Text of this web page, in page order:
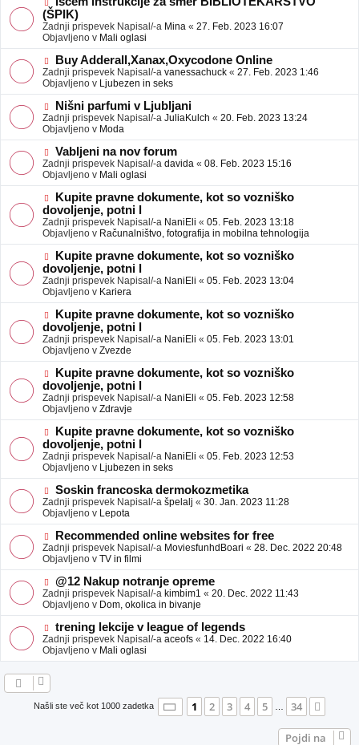
e
b
j
a
v
e
o
v
e
o
b
j
a
v
e
(ŠPIK)
Zadnji prispevek Napisal/-a Mina « 27. Feb. 2023 16:07
Objavljeno v Mali oglasi
N
o
v
e
o
b
j
a
v
e
Buy Adderall,Xanax,Oxycodone Online
Zadnji prispevek Napisal/-a vanessachuck « 27. Feb. 2023 1:46
Objavljeno v Ljubezen in seks
N
o
v
e
o
b
j
a
v
e
Nišni parfumi v Ljubljani
Zadnji prispevek Napisal/-a JuliaKulch « 20. Feb. 2023 13:24
Objavljeno v Moda
N
o
v
e
o
b
j
a
v
e
Vabljeni na nov forum
Zadnji prispevek Napisal/-a davida « 08. Feb. 2023 15:16
Objavljeno v Mali oglasi
N
o
v
e
o
b
a
v
e
Kupite pravne dokumente, kot so vozniško
dovoljenje, potni l
Zadnji prispevek Napisal/-a NaniEli « 05. Feb. 2023 13:18
Objavljeno v Računalništvo, fotografija in mobilna tehnologija
N
o
v
e
o
b
a
v
e
Kupite pravne dokumente, kot so vozniško
dovoljenje, potni l
Zadnji prispevek Napisal/-a NaniEli « 05. Feb. 2023 13:04
Objavljeno v Kariera
N
o
v
e
o
b
a
v
e
Kupite pravne dokumente, kot so vozniško
dovoljenje, potni l
Zadnji prispevek Napisal/-a NaniEli « 05. Feb. 2023 13:01
Objavljeno v Zvezde
N
o
v
e
o
b
a
v
e
Kupite pravne dokumente, kot so vozniško
dovoljenje, potni l
Zadnji prispevek Napisal/-a NaniEli « 05. Feb. 2023 12:58
Objavljeno v Zdravje
N
o
v
e
o
b
j
a
v
e
Kupite pravne dokumente, kot so vozniško
dovoljenje, potni l
Zadnji prispevek Napisal/-a NaniEli « 05. Feb. 2023 12:53
Objavljeno v Ljubezen in seks
N
o
v
e
o
b
j
a
v
e
Soskin francoska dermokozmetika
Zadnji prispevek Napisal/-a špelalj « 30. Jan. 2023 11:28
Objavljeno v Lepota
N
o
v
e
o
b
j
a
v
e
Recommended online websites for free
Zadnji prispevek Napisal/-a MoviesfunhdBoari « 28. Dec. 2022 20:48
Objavljeno v TV in filmi
N
o
v
e
o
b
j
a
@12 Nakup notranje opreme
Zadnji prispevek Napisal/-a kimbim1 « 20. Dec. 2022 11:43
Objavljeno v Dom, okolica in bivanje
N
o
v
e
a
trening lekcije v league of legends
Zadnji prispevek Napisal/-a aceofs « 14. Dec. 2022 16:40
Objavljeno v Mali oglasi
Našli ste več kot 1000 zadetka Stran 1od34
1 2 3 4 5 … 34
Pojdi na